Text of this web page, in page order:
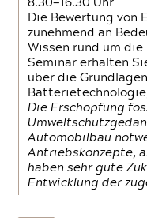
8.30—16.30 Uhr
Die Bewertung von
zunehmend an
Wissen rund um
Seminar erhalten
über die
Die Erschöpfung
Automobilbau
Antriebskonzepte,
haben sehr gute
Entwicklung der